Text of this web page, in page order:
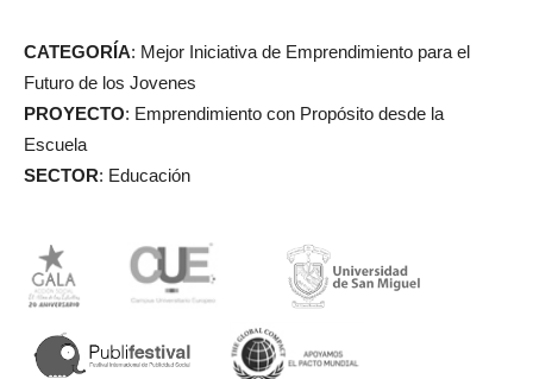
CATEGORÍA: Mejor Iniciativa de Emprendimiento para el
Futuro de los Jovenes
PROYECTO: Emprendimiento con Propósito desde la
Escuela
SECTOR: Educación